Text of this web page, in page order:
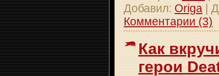
Добавил: Origa |
Комментарии (3)
Как
герои